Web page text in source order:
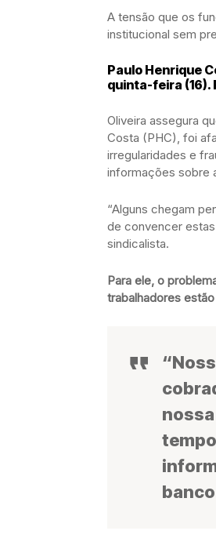
A tensão que os
institucional sem
Paulo Henrique
quinta-feira (16).
Oliveira assegura
Costa (PHC), foi
irregularidades e
informações sobre
“Alguns chegam
de convencer
sindicalista.
Para ele, o
trabalhadores